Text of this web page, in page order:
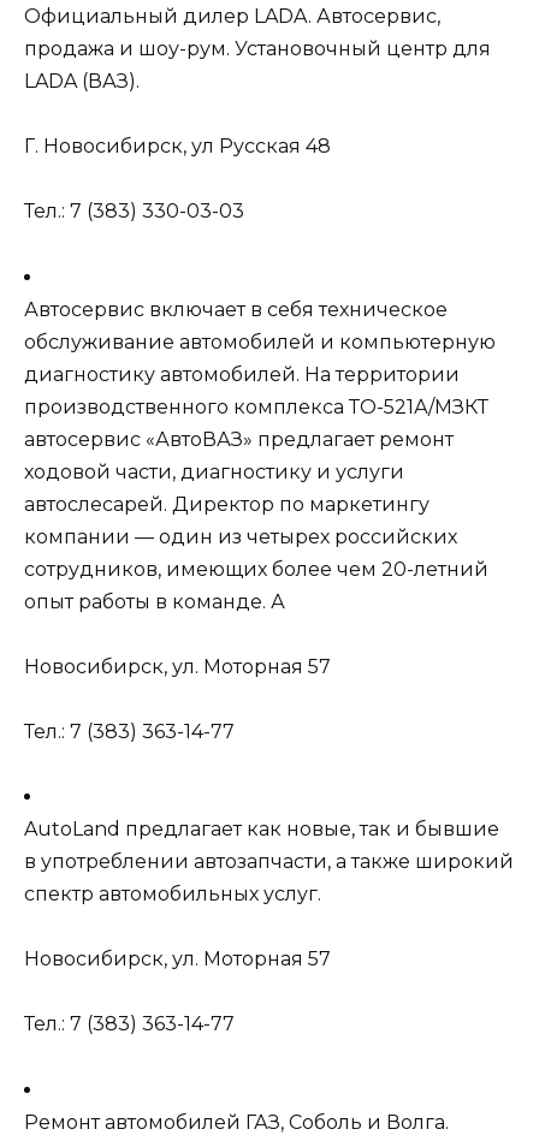
Официальный дилер LADA. Автосервис,
продажа и шоу-рум. Установочный центр для
LADA (ВАЗ).
Г. Новосибирск, ул Русская 48
Тел.: 7 (383) 330-03-03
Автосервис включает в себя техническое
обслуживание автомобилей и компьютерную
диагностику автомобилей. На территории
производственного комплекса ТО-521А/МЗКТ
автосервис «АвтоВАЗ» предлагает ремонт
ходовой части, диагностику и услуги
автослесарей. Директор по маркетингу
компании — один из четырех российских
сотрудников, имеющих более чем 20-летний
опыт работы в команде. А
Новосибирск, ул. Моторная 57
Тел.: 7 (383) 363-14-77
AutoLand предлагает как новые, так и бывшие
в употреблении автозапчасти, а также широкий
спектр автомобильных услуг.
Новосибирск, ул. Моторная 57
Тел.: 7 (383) 363-14-77
Ремонт автомобилей ГАЗ, Соболь и Волга.